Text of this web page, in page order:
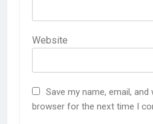
Website
Save my name, email, and
browser for the next time I